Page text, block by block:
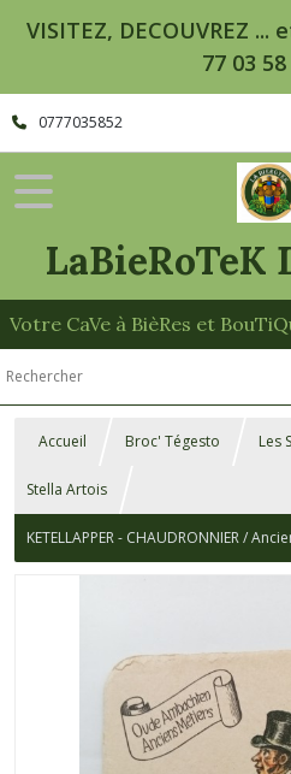
VISITEZ, DECOUVREZ ...
77 03 58
0777035852
LaBieRoTeK
Accueil Broc' Tégesto Les
Stella Artois
KETELLAPPER - CHAUDRONNIER /